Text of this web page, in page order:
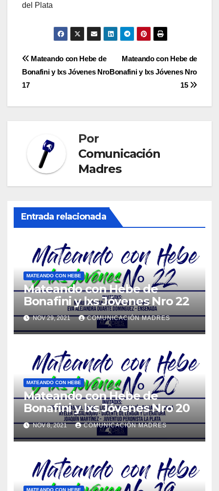
del Plata
Navegación
de
entradas
Mateando con Hebe de
Bonafini y lxs Jóvenes Nro
15
Mateando con Hebe de
Bonafini y lxs Jóvenes Nro
17
Por
Comunicación
Madres
Entrada relacionada
MATEANDO CON HEBE
Mateando con Hebe de
Bonafini y lxs Jóvenes Nro 22
NOV 29, 2021 COMUNICACIÓN MADRES
MATEANDO CON HEBE
Mateando con Hebe de
Bonafini y lxs Jóvenes Nro 20
NOV 8, 2021 COMUNICACIÓN MADRES
MATEANDO CON HEBE